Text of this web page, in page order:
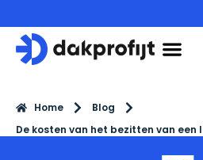
Home
Blog
De kosten van het bezitten van